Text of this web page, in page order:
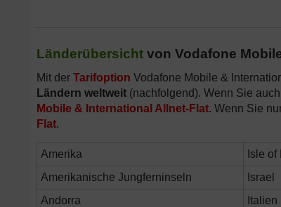
Länderübersicht von Vodafone
Mit der Tarifoption Vodafone Mobile &
Ländern weltweit (nachfolgend). Wenn Sie
Mobile & International Allnet-Flat. Wenn Sie
Flat.
Amerika Isle of
Amerikanische Jungferninseln
Israel
Andorra
Italien